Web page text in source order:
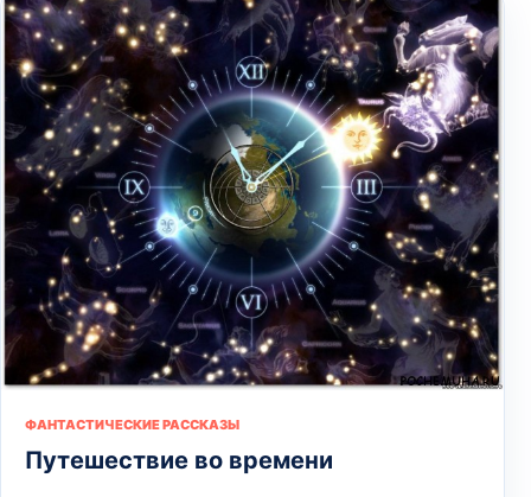
ФАНТАСТИЧЕСКИЕ РАССКАЗЫ
Путешествие во времени